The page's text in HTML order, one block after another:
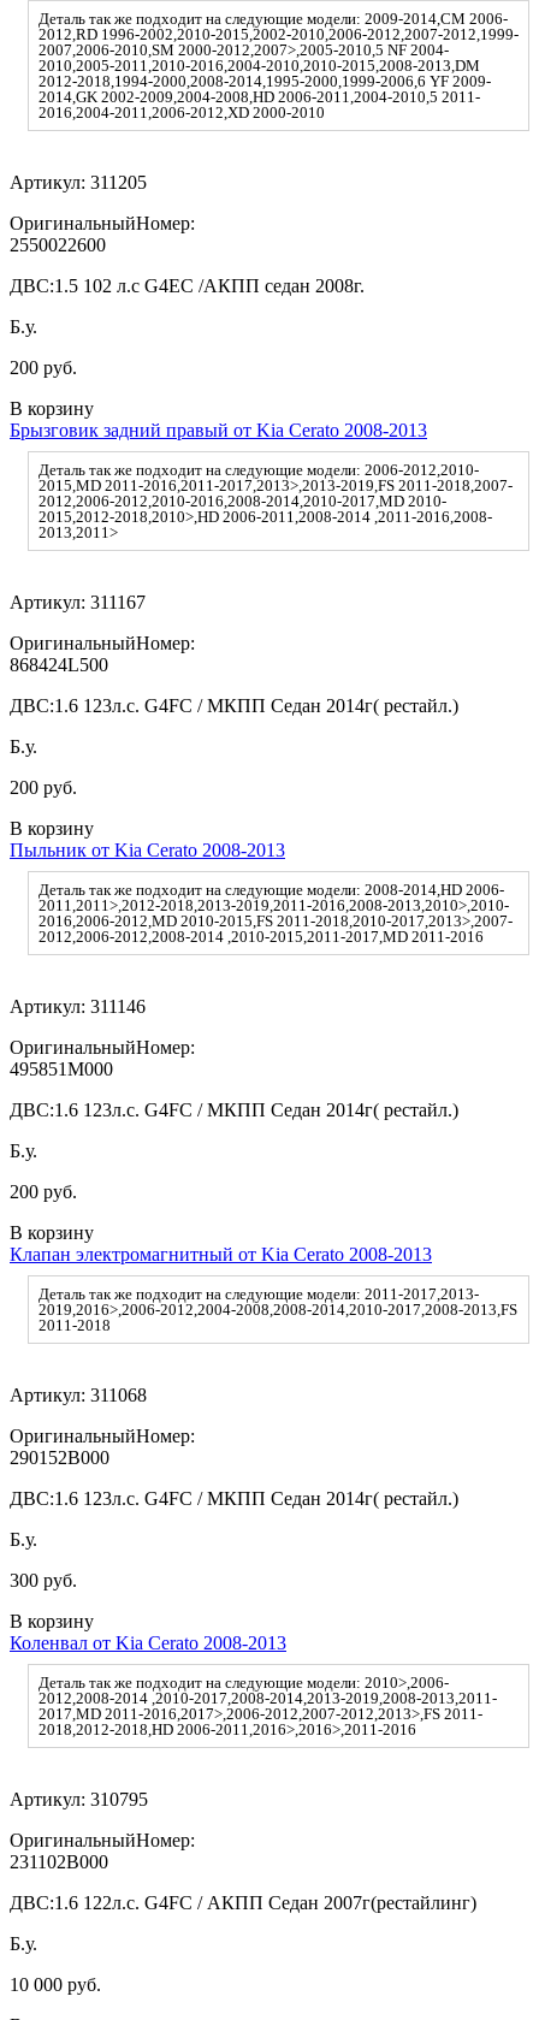
Деталь так же подходит на следующие модели: 2009-2014,CM 2006-
2012,RD 1996-2002,2010-2015,2002-2010,2006-2012,2007-2012,1999-
2007,2006-2010,SM 2000-2012,2007>,2005-2010,5 NF 2004-
2010,2005-2011,2010-2016,2004-2010,2010-2015,2008-2013,DM
2012-2018,1994-2000,2008-2014,1995-2000,1999-2006,6 YF 2009-
2014,GK 2002-2009,2004-2008,HD 2006-2011,2004-2010,5 2011-
2016,2004-2011,2006-2012,XD 2000-2010
Артикул: 311205
ОригинальныйНомер:
2550022600
ДВС:1.5 102 л.с G4EC /АКПП седан 2008г.
Б.у.
200 руб.
В корзину
Брызговик задний правый от Kia Cerato 2008-2013
Деталь так же подходит на следующие модели: 2006-2012,2010-
2015,MD 2011-2016,2011-2017,2013>,2013-2019,FS 2011-2018,2007-
2012,2006-2012,2010-2016,2008-2014,2010-2017,MD 2010-
2015,2012-2018,2010>,HD 2006-2011,2008-2014 ,2011-2016,2008-
2013,2011>
Артикул: 311167
ОригинальныйНомер:
868424L500
ДВС:1.6 123л.с. G4FC / МКПП Седан 2014г( рестайл.)
Б.у.
200 руб.
В корзину
Пыльник от Kia Cerato 2008-2013
Деталь так же подходит на следующие модели: 2008-2014,HD 2006-
2011,2011>,2012-2018,2013-2019,2011-2016,2008-2013,2010>,2010-
2016,2006-2012,MD 2010-2015,FS 2011-2018,2010-2017,2013>,2007-
2012,2006-2012,2008-2014 ,2010-2015,2011-2017,MD 2011-2016
Артикул: 311146
ОригинальныйНомер:
495851M000
ДВС:1.6 123л.с. G4FC / МКПП Седан 2014г( рестайл.)
Б.у.
200 руб.
В корзину
Клапан электромагнитный от Kia Cerato 2008-2013
Деталь так же подходит на следующие модели: 2011-2017,2013-
2019,2016>,2006-2012,2004-2008,2008-2014,2010-2017,2008-2013,FS
2011-2018
Артикул: 311068
ОригинальныйНомер:
290152B000
ДВС:1.6 123л.с. G4FC / МКПП Седан 2014г( рестайл.)
Б.у.
300 руб.
В корзину
Коленвал от Kia Cerato 2008-2013
Деталь так же подходит на следующие модели: 2010>,2006-
2012,2008-2014 ,2010-2017,2008-2014,2013-2019,2008-2013,2011-
2017,MD 2011-2016,2017>,2006-2012,2007-2012,2013>,FS 2011-
2018,2012-2018,HD 2006-2011,2016>,2016>,2011-2016
Артикул: 310795
ОригинальныйНомер:
231102B000
ДВС:1.6 122л.с. G4FC / АКПП Седан 2007г(рестайлинг)
Б.у.
10 000 руб.